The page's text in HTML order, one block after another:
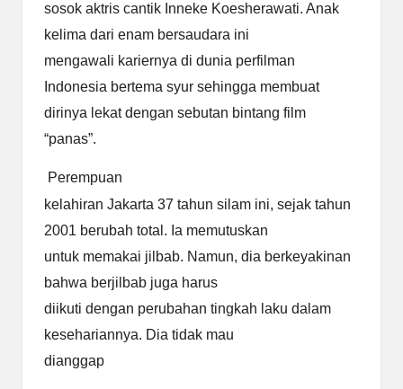
sosok aktris cantik Inneke Koesherawati. Anak
kelima dari enam bersaudara ini
mengawali kariernya di dunia perfilman
Indonesia bertema syur sehingga membuat
dirinya lekat dengan sebutan bintang film
“panas”.
Perempuan
kelahiran Jakarta 37 tahun silam ini, sejak tahun
2001 berubah total. Ia memutuskan
untuk memakai jilbab. Namun, dia berkeyakinan
bahwa berjilbab juga harus
diikuti dengan perubahan tingkah laku dalam
kesehariannya. Dia tidak mau
dianggap